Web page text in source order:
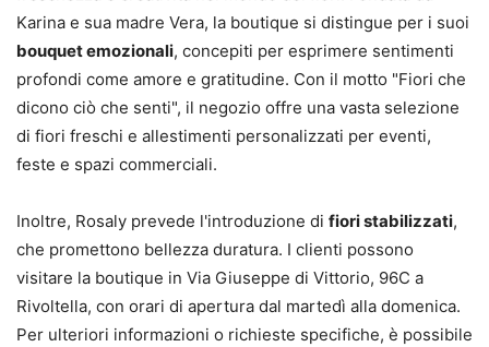
Karina e sua madre Vera, la boutique si distingue per i suoi
bouquet emozionali, concepiti per esprimere sentimenti
profondi come amore e gratitudine. Con il motto "Fiori che
dicono ciò che senti", il negozio offre una vasta selezione
di fiori freschi e allestimenti personalizzati per eventi,
feste e spazi commerciali.
Inoltre, Rosaly prevede l'introduzione di fiori stabilizzati,
che promettono bellezza duratura. I clienti possono
visitare la boutique in Via Giuseppe di Vittorio, 96C a
Rivoltella, con orari di apertura dal martedì alla domenica.
Per ulteriori informazioni o richieste specifiche, è possibile